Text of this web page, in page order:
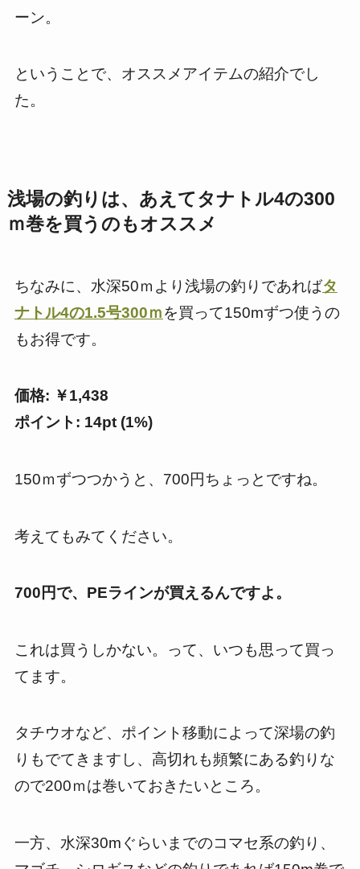
ーン。
ということで、オススメアイテムの紹介でし
た。
浅場の釣りは、あえてタナトル4の300
ｍ巻を買うのもオススメ
ちなみに、水深50ｍより浅場の釣りであればタ
ナトル4の1.5号300ｍを買って150mずつ使うの
もお得です。
価格: ￥1,438
ポイント: 14pt (1%)
150ｍずつつかうと、700円ちょっとですね。
考えてもみてください。
700円で、PEラインが買えるんですよ。
これは買うしかない。って、いつも思って買っ
てます。
タチウオなど、ポイント移動によって深場の釣
りもでてきますし、高切れも頻繁にある釣りな
ので200ｍは巻いておきたいところ。
一方、水深30mぐらいまでのコマセ系の釣り、